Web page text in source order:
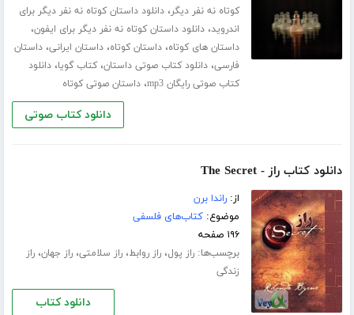
کوتاه نه نفر دیگر،دانلود داستان کوتاه نه نفر دیگر برای
اندروید،دانلود داستان کوتاه نه نفر دیگر برای ایفون،
داستان های کوتاه،داستان کوتاه،داستان ایرانی،داستان
فارسی،دانلود کتاب صوتی داستان،کتاب گویا،دانلود
کتاب صوتی رایگان mp3
،داستان صوتی کوتاه
دانلود کتاب صوتی
دانلود کتاب راز - The Secret
از:راندا برن
موضوع:کتاب‌های فلسفی
۱۹۶ صفحه
برچسب‌ها:راز پول،راز روابط،راز سلامتی،راز جهان،راز
زندگی
دانلود کتاب